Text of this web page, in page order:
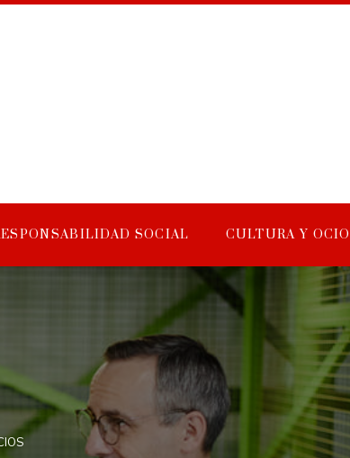
SOCIAL CULTURA Y OCIO